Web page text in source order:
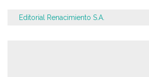
Editorial Renacimiento S.A.